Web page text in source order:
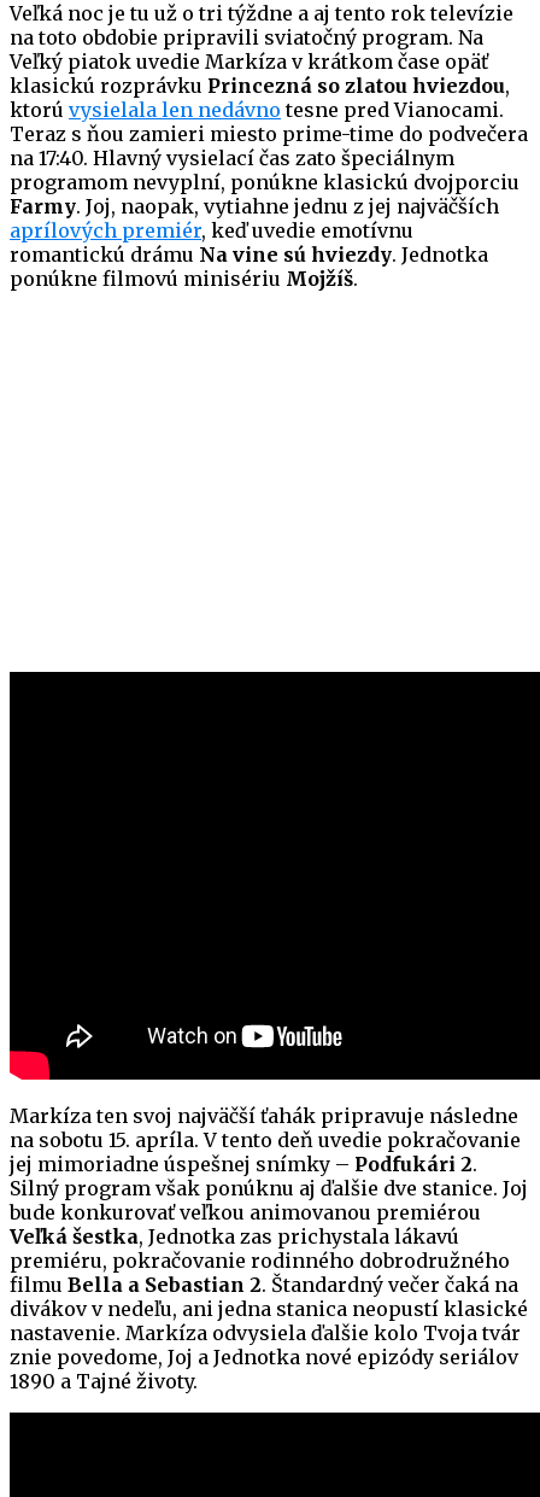
Veľká noc je tu už o tri týždne a aj tento rok televízie
na toto obdobie pripravili sviatočný program. Na
Veľký piatok uvedie Markíza v krátkom čase opäť
klasickú rozprávku Princezná so zlatou hviezdou,
ktorú vysielala len nedávno tesne pred Vianocami.
Teraz s ňou zamieri miesto prime-time do podvečera
na 17:40. Hlavný vysielací čas zato špeciálnym
programom nevyplní, ponúkne klasickú dvojporciu
Farmy. Joj, naopak, vytiahne jednu z jej najväčších
aprílových premiér, keď uvedie emotívnu
romantickú drámu Na vine sú hviezdy. Jednotka
ponúkne filmovú minisériu Mojžíš.
Markíza ten svoj najväčší ťahák pripravuje následne
na sobotu 15. apríla. V tento deň uvedie pokračovanie
jej mimoriadne úspešnej snímky – Podfukári 2.
Silný program však ponúknu aj ďalšie dve stanice. Joj
bude konkurovať veľkou animovanou premiérou
Veľká šestka, Jednotka zas prichystala lákavú
premiéru, pokračovanie rodinného dobrodružného
filmu Bella a Sebastian 2. Štandardný večer čaká na
divákov v nedeľu, ani jedna stanica neopustí klasické
nastavenie. Markíza odvysiela ďalšie kolo Tvoja tvár
znie povedome, Joj a Jednotka nové epizódy seriálov
1890 a Tajné životy.